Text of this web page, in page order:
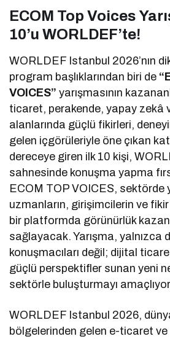
ECOM Top Voices
10’u WORLDEF’te!
WORLDEF Istanbul 2026’nın
program başlıklarından biri de
VOICES”yarışmasının
ticaret, perakende, yapay zekâ
alanlarında güçlü fikirleri,
gelen içgörüleriyle öne çıkan
dereceye giren ilk 10 kişi,
sahnesinde konuşma yapma
ECOM TOP VOICES, sektörde
uzmanların, girişimcilerin ve
bir platformda görünürlük
sağlayacak. Yarışma, yalnızca
konuşmacıları değil; dijital
güçlü perspektifler sunan yeni
sektörle buluşturmayı
WORLDEF Istanbul 2026,
bölgelerinden gelen e-ticaret ve